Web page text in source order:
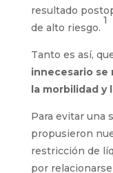
resultado
de alto riesgo.
1
Tanto es así,
innecesario se
la morbilidad y
Para evitar una
propusieron
restricción de
por